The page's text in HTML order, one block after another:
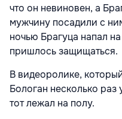
что он невиновен, а
мужчину посадили с
ночью Брагуца напал
пришлось защищаться.
В видеоролике,
Бологан несколько раз
тот лежал на полу.